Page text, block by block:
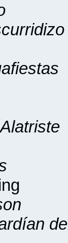
Alatriste